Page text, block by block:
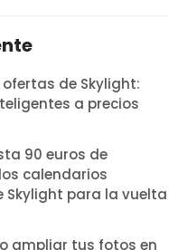
de Skylight:
a precios
90 euros de
calendarios
Skylight para la vuelta
ampliar tus fotos en